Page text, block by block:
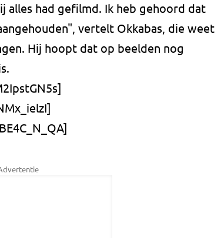
alles had gefilmd. Ik heb gehoord dat
vertelt Okkabas, die weet
Hij hoopt dat op beelden nog